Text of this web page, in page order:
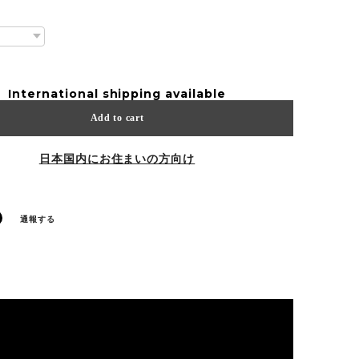
International shipping available
Add to cart
日本国内にお住まいの方向け
通報する